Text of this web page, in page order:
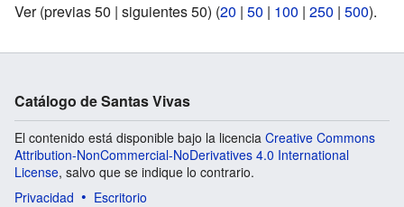
Ver (previas 50 | siguientes 50) (20 | 50 | 100 | 250 | 500).
Catálogo de Santas Vivas
El contenido está disponible bajo la licencia Creative Commons
Attribution-NonCommercial-NoDerivatives 4.0 International
License, salvo que se indique lo contrario.
Privacidad
Escritorio